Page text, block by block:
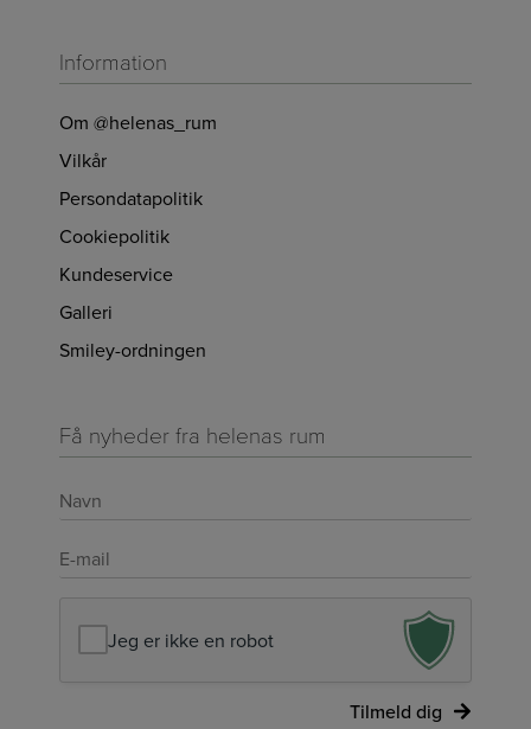
Information
Om @helenas_rum
Vilkår
Persondatapolitik
Cookiepolitik
Kundeservice
Galleri
Smiley-ordningen
Få nyheder fra helenas rum
Navn
*
E-
mail
Jeg er ikke en robot